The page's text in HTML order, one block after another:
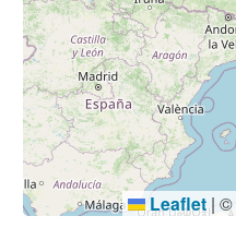
Leaflet | ©